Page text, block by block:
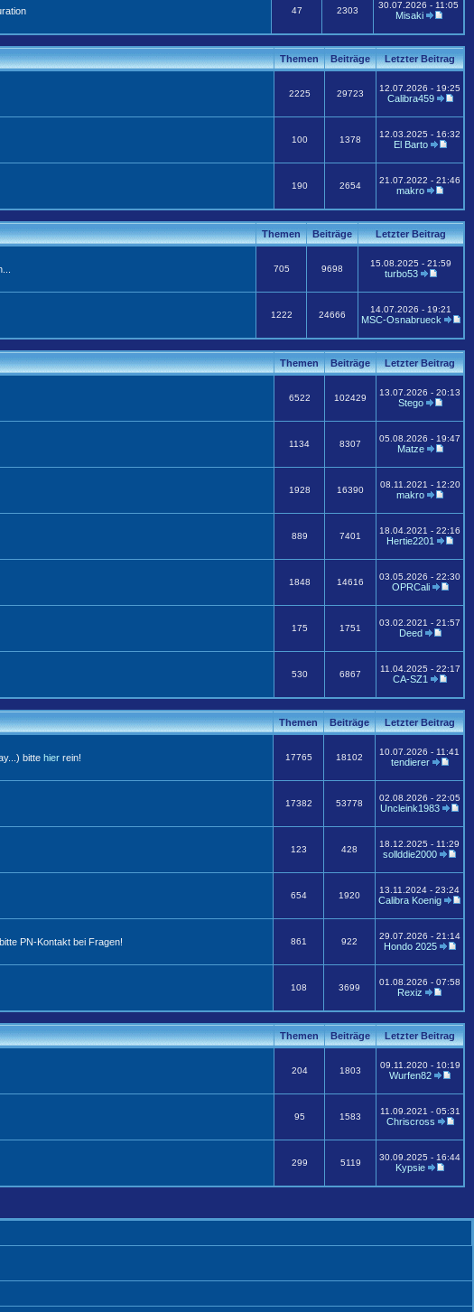
47 2303
30.07.2026 - 11:05
Misaki
Themen Beiträge Letzter Beitrag
2225 29723
12.07.2026 - 19:25
Calibra459
100 1378
12.03.2025 - 16:32
El Barto
190 2654
21.07.2022 - 21:46
makro
Themen Beiträge Letzter Beitrag
705 9698
15.08.2025 - 21:59
turbo53
1222 24666
14.07.2026 - 19:21
MSC-Osnabrueck
Themen Beiträge Letzter Beitrag
6522 102429
13.07.2026 - 20:13
Stego
1134 8307
05.08.2026 - 19:47
Matze
1928 16390
08.11.2021 - 12:20
makro
889 7401
18.04.2021 - 22:16
Hertie2201
1848 14616
03.05.2026 - 22:30
OPRCali
175 1751
03.02.2021 - 21:57
Deed
530 6867
11.04.2025 - 22:17
CA-SZ1
Themen Beiträge Letzter Beitrag
bitte hier rein! 17765 18102
10.07.2026 - 11:41
tendierer
17382 53778
02.08.2026 - 22:05
Uncleink1983
123 428
18.12.2025 - 11:29
sollddie2000
654 1920
13.11.2024 - 23:24
Calibra Koenig
PN-Kontakt bei Fragen!
861 922
29.07.2026 - 21:14
Hondo 2025
108 3699
01.08.2026 - 07:58
Rexiz
Themen Beiträge Letzter Beitrag
204 1803
09.11.2020 - 10:19
Wurfen82
95 1583
11.09.2021 - 05:31
Chriscross
299 5119
30.09.2025 - 16:44
Kypsie